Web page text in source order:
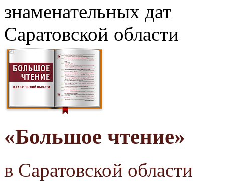
знаменательных дат
Саратовской области
«Большое чтение»
в Саратовской области